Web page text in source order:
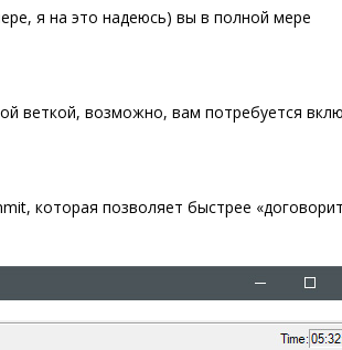
я на это надеюсь) вы в полной мере
веткой, возможно, вам потребуется
которая позволяет быстрее